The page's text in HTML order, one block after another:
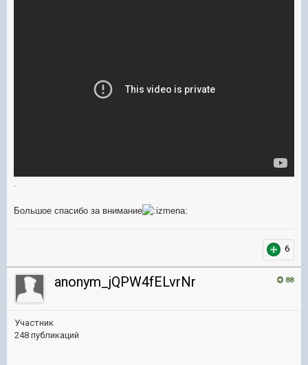
Большое спасибо за внимание
6
88
anonym_jQPW4fELvrNr
Участник
248 публикаций